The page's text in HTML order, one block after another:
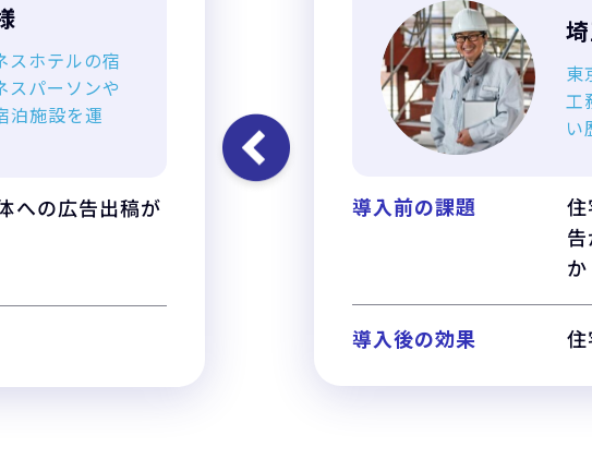
スホテルの宿
スパーソンや
泊施設を運
への広告出稿が
東
工
い
導入前の課題
か
導入後の効果